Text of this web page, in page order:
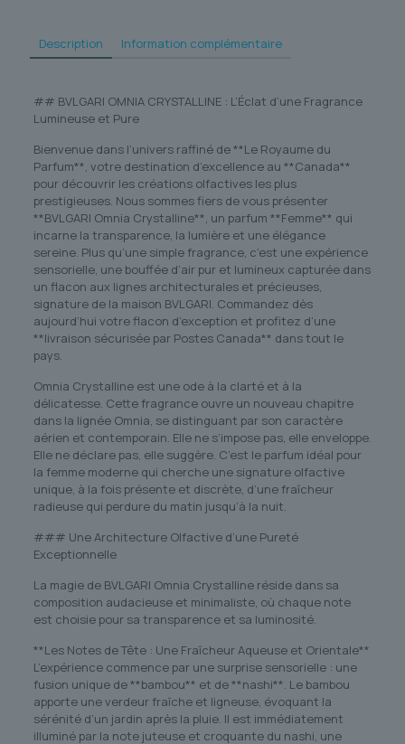
Description Information complémentaire
## BVLGARI OMNIA CRYSTALLINE : L’Éclat d’une Fragrance
Lumineuse et Pure
Bienvenue dans l’univers raffiné de **Le Royaume du
Parfum**, votre destination d’excellence au **Canada**
pour découvrir les créations olfactives les plus
prestigieuses. Nous sommes fiers de vous présenter
**BVLGARI Omnia Crystalline**, un parfum **Femme** qui
incarne la transparence, la lumière et une élégance
sereine. Plus qu’une simple fragrance, c’est une expérience
sensorielle, une bouffée d’air pur et lumineux capturée dans
un flacon aux lignes architecturales et précieuses,
signature de la maison BVLGARI. Commandez dès
aujourd’hui votre flacon d’exception et profitez d’une
**livraison sécurisée par Postes Canada** dans tout le
pays.
Omnia Crystalline est une ode à la clarté et à la
délicatesse. Cette fragrance ouvre un nouveau chapitre
dans la lignée Omnia, se distinguant par son caractère
aérien et contemporain. Elle ne s’impose pas, elle enveloppe.
Elle ne déclare pas, elle suggère. C’est le parfum idéal pour
la femme moderne qui cherche une signature olfactive
unique, à la fois présente et discrète, d’une fraîcheur
radieuse qui perdure du matin jusqu’à la nuit.
### Une Architecture Olfactive d’une Pureté
Exceptionnelle
La magie de BVLGARI Omnia Crystalline réside dans sa
composition audacieuse et minimaliste, où chaque note
est choisie pour sa transparence et sa luminosité.
**Les Notes de Tête : Une Fraîcheur Aqueuse et Orientale**
L’expérience commence par une surprise sensorielle : une
fusion unique de **bambou** et de **nashi**. Le bambou
apporte une verdeur fraîche et ligneuse, évoquant la
sérénité d’un jardin après la pluie. Il est immédiatement
illuminé par la note juteuse et croquante du nashi, une